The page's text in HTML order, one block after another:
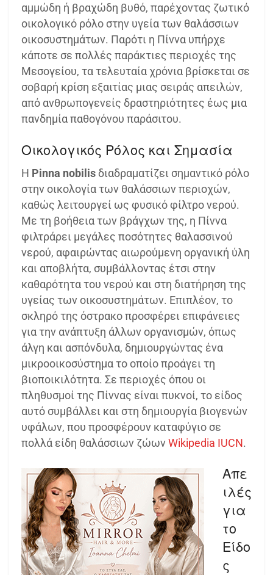
αμμώδη ή βραχώδη βυθό, παρέχοντας ζωτικό
οικολογικό ρόλο στην υγεία των θαλάσσιων
οικοσυστημάτων. Παρότι η Πίννα υπήρχε
κάποτε σε πολλές παράκτιες περιοχές της
Μεσογείου, τα τελευταία χρόνια βρίσκεται σε
σοβαρή κρίση εξαιτίας μιας σειράς απειλών,
από ανθρωπογενείς δραστηριότητες έως μια
πανδημία παθογόνου παράσιτου.
Οικολογικός Ρόλος και Σημασία
Η Pinna nobilis διαδραματίζει σημαντικό ρόλο
στην οικολογία των θαλάσσιων περιοχών,
καθώς λειτουργεί ως φυσικό φίλτρο νερού.
Με τη βοήθεια των βράγχων της, η Πίννα
φιλτράρει μεγάλες ποσότητες θαλασσινού
νερού, αφαιρώντας αιωρούμενη οργανική ύλη
και αποβλήτα, συμβάλλοντας έτσι στην
καθαρότητα του νερού και στη διατήρηση της
υγείας των οικοσυστημάτων. Επιπλέον, το
σκληρό της όστρακο προσφέρει επιφάνειες
για την ανάπτυξη άλλων οργανισμών, όπως
άλγη και ασπόνδυλα, δημιουργώντας ένα
μικροοικοσύστημα το οποίο προάγει τη
βιοποικιλότητα. Σε περιοχές όπου οι
πληθυσμοί της Πίννας είναι πυκνοί, το είδος
αυτό συμβάλλει και στη δημιουργία βιογενών
υφάλων, που προσφέρουν καταφύγιο σε
πολλά είδη θαλάσσιων ζώων​Wikipedia IUCN.
Απε
ιλές
για
το
Είδο
ς